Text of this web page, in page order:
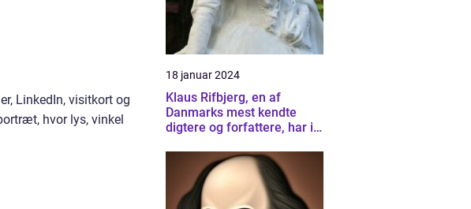
LinkedIn, visitkort og
hvor lys, vinkel
18 januar 2024
Klaus Rifbjerg, en af
Danmarks mest kendte
digtere og forfattere, har i
med sin unikke stemme og
dybe indsigt